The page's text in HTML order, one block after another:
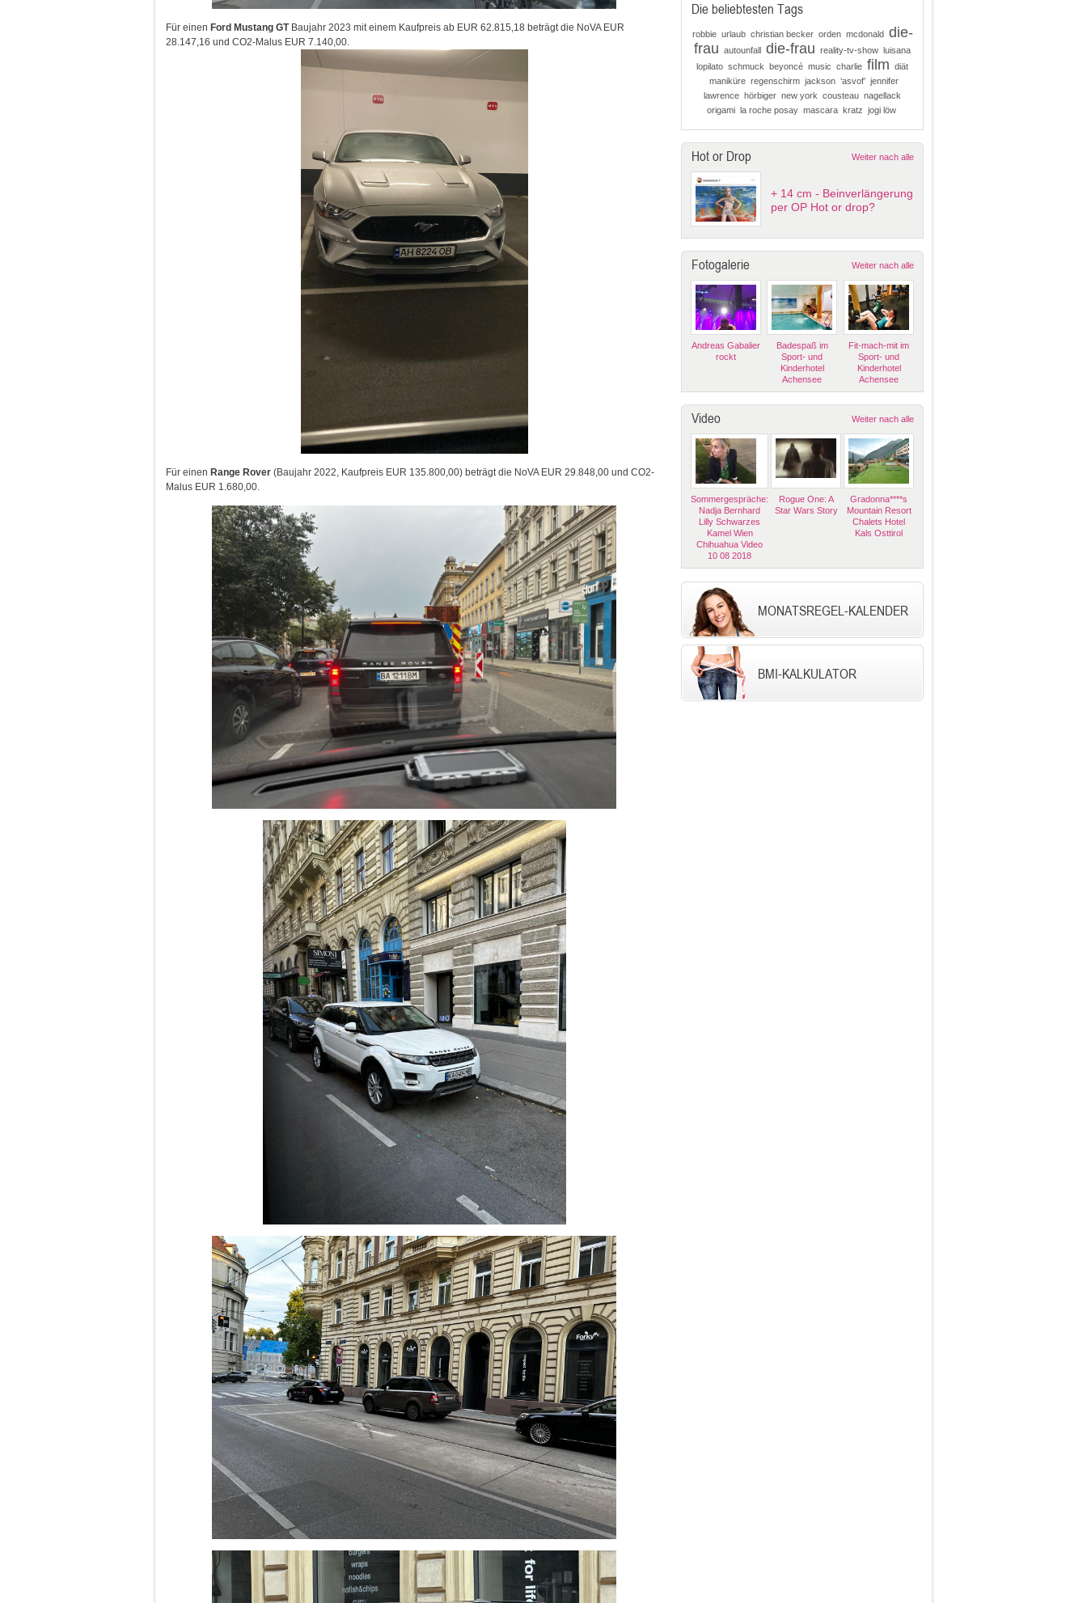
Für einen Ford Mustang GT Baujahr 2023 mit einem Kaufpreis ab EUR 62.815,18 beträgt die NoVA EUR
28.147,16 und CO2-Malus EUR 7.140,00.
Für einen Range Rover(Baujahr 2022, Kaufpreis EUR 135.800,00) beträgt die NoVA EUR 29.848,00 und CO2-
Malus EUR 1.680,00.
Die beliebtesten Tags
robbie urlaub christian becker orden mcdonald die-
frau autounfall die-frau reality-tv-show luisana
lopilato schmuck beyoncé music charlie film diät
maniküre regenschirm jackson ‘asvof’ jennifer
lawrence hörbiger new york cousteau nagellack
origami la roche posay mascara kratz jogi löw
Hot or Drop Weiter nach alle
+ 14 cm - Beinverlängerung
per OP Hot or drop?
Fotogalerie Weiter nach alle
Andreas Gabalier
rockt
Badespaß im
Sport- und
Kinderhotel
Achensee
Fit-mach-mit im
Sport- und
Kinderhotel
Achensee
Video Weiter nach alle
Sommergespräche:
Nadja Bernhard
Lilly Schwarzes
Kamel Wien
Chihuahua Video
10 08 2018
Rogue One: A
Star Wars Story
Gradonna****s
Mountain Resort
Chalets Hotel
Kals Osttirol
MONATSREGEL-KALENDER
BMI-KALKULATOR